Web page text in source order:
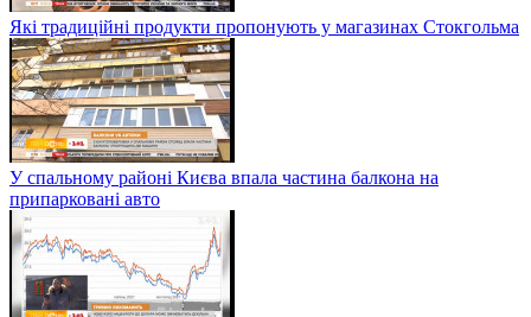
Які традиційні продукти пропонують у магазинах Стокгольма
У спальному районі Києва впала частина балкона на
припарковані авто